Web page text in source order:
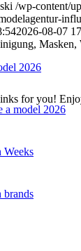
2026
a model 2026
Weeks
brands
/wp-content/
2026-08-07
for you!